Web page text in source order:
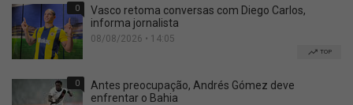
0
Vasco retoma conversas com Diego Carlos,
informa jornalista
08/08/2026 • 14:05
TOP
0
Antes preocupação, Andrés Gómez deve
enfrentar o Bahia